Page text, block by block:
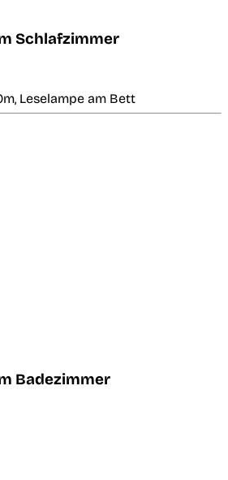
Schlafzimmer
Leselampe am Bett
Badezimmer